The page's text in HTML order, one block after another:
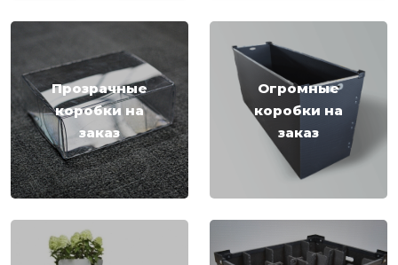
Прозрачные
коробки на
заказ
Огромные
коробки на
заказ